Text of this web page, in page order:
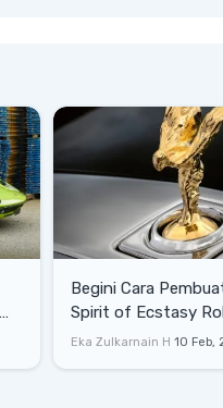
Begini Cara
Spirit of Ecstasy
Eka Zulkarnain H 10 Feb,